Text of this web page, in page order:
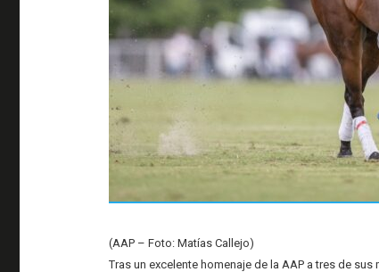
(AAP – Foto: Matías Callejo)
Tras un excelente homenaje de la AAP a tres de